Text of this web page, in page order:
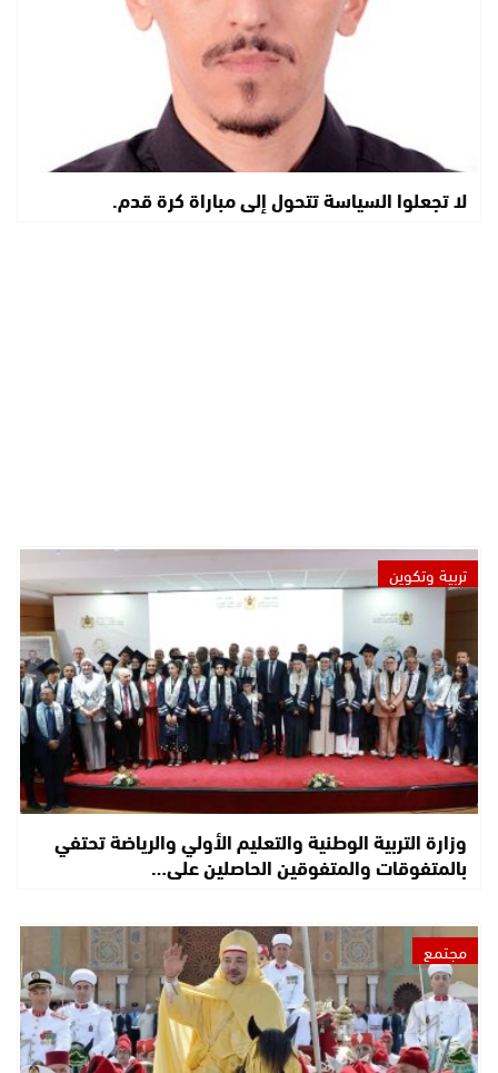
لا تجعلوا السياسة تتحول إلى مباراة كرة قدم.
تربية وتكوين
وزارة التربية الوطنية والتعليم الأولي والرياضة تحتفي
بالمتفوقات والمتفوقين الحاصلين على…
مجتمع